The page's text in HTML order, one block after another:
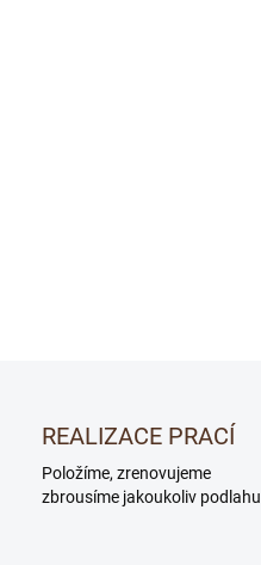
REALIZACE PRACÍ
Položíme, zrenovujeme
zbrousíme jakoukoliv podlahu